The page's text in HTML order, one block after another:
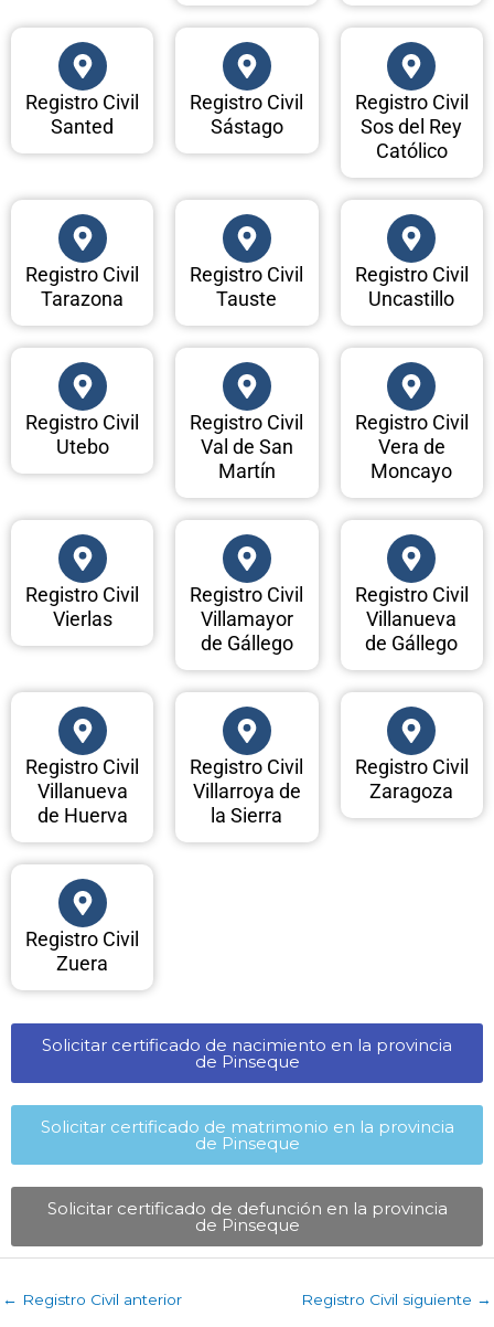
Registro Civil
Santed
Registro Civil
Sástago
Registro Civil
Sos del Rey
Católico
Registro Civil
Tarazona
Registro Civil
Tauste
Registro Civil
Uncastillo
Registro Civil
Utebo
Registro Civil
Val de San
Martín
Registro Civil
Vera de
Moncayo
Registro Civil
Vierlas
Registro Civil
Villamayor
de Gállego
Registro Civil
Villanueva
de Gállego
Registro Civil
Villanueva
de Huerva
Registro Civil
Villarroya de
la Sierra
Registro Civil
Zaragoza
Registro Civil
Zuera
Solicitar certificado de nacimiento en la provincia
de Pinseque​
Solicitar certificado de matrimonio en la provincia
de Pinseque​
Solicitar certificado de defunción en la provincia
de Pinseque​
← Registro Civil anterior Registro Civil siguiente →